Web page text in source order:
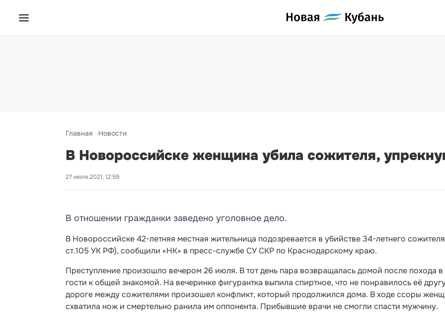
Главная Новости
В Новороссийске женщина убила сожителя,
27 июля 2021, 12:59
В отношении гражданки заведено уголовное дело.
В Новороссийске 42-летняя местная жительница подозревается в убийстве 34-летнего сожителя
ст.105 УК РФ), сообщили «НК» в пресс-службе СУ СКР по Краснодарскому краю.
Преступление произошло вечером 26 июля. В тот день пара возвращалась домой после похода в
гости к общей знакомой. На вечеринке фигурантка выпила спиртное, что не понравилось её
дороге между сожителями произошел конфликт, который продолжился дома. В ходе ссоры
схватила нож и смертельно ранила им оппонента. Прибывшие врачи не смогли спасти мужчину.